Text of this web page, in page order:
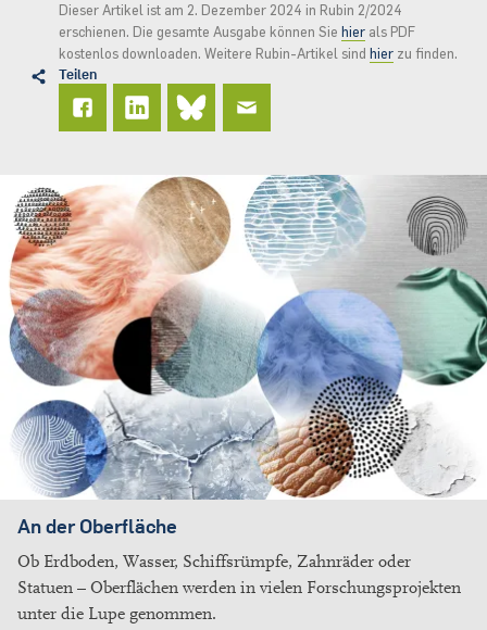
Dieser Artikel ist am 2. Dezember 2024 in Rubin 2/2024
erschienen. Die gesamte Ausgabe können Sie hierals PDF
kostenlos downloaden. Weitere Rubin-Artikel sind hierzu finden.
Teilen
An der Oberfläche
Ob Erdboden, Wasser, Schiffsrümpfe, Zahnräder oder
Statuen – Oberflächen werden in vielen Forschungsprojekten
unter die Lupe genommen.